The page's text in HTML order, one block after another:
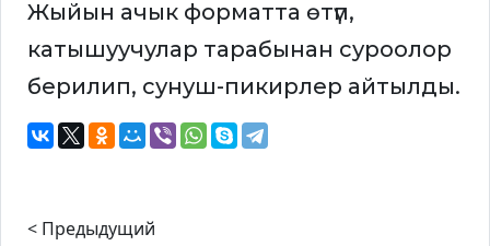
Жыйын ачык форматта өтүп,
катышуучулар тарабынан суроолор
берилип, сунуш-пикирлер айтылды.
< Предыдущий